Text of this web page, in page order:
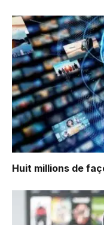
Huit millions de